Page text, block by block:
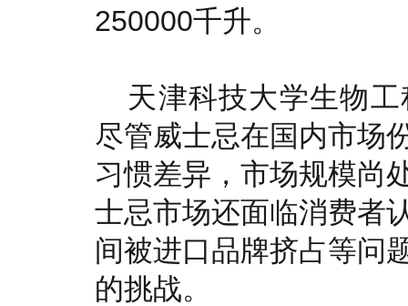
250000千升。
天津科技大学生物
尽管威士忌在国内市场
习惯差异，市场规模尚
士忌市场还面临消费者
间被进口品牌挤占等问
的挑战。